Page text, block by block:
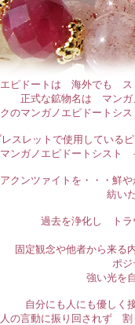
エピドートは 海外でも ス
正式な鉱物名は マン
のマンガノエピドートシ
スレットで使用してい
ンガノエピドートシスト
クンツァイトを・・・鮮
紡い
過去を浄化し トラ
固定観念や他者から来る
ポジ
強い光を
自分にも人にも優しく
の言動に振り回されず 割